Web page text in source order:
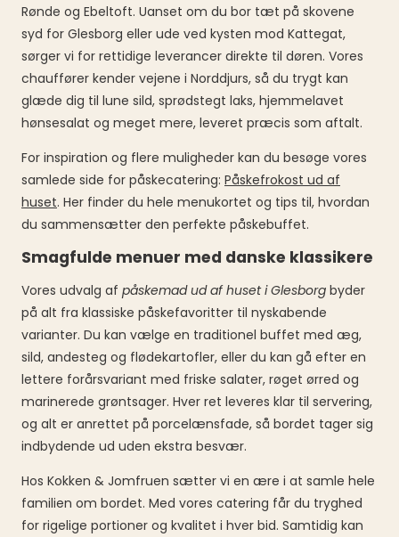
Rønde og Ebeltoft. Uanset om du bor tæt på skovene
syd for Glesborg eller ude ved kysten mod Kattegat,
sørger vi for rettidige leverancer direkte til døren. Vores
chauffører kender vejene i Norddjurs, så du trygt kan
glæde dig til lune sild, sprødstegt laks, hjemmelavet
hønsesalat og meget mere, leveret præcis som aftalt.
For inspiration og flere muligheder kan du besøge vores
samlede side for påskecatering: Påskefrokost ud af
huset. Her finder du hele menukortet og tips til, hvordan
du sammensætter den perfekte påskebuffet.
Smagfulde menuer med danske klassikere
Vores udvalg af påskemad ud af huset i Glesborg byder
på alt fra klassiske påskefavoritter til nyskabende
varianter. Du kan vælge en traditionel buffet med æg,
sild, andesteg og flødekartofler, eller du kan gå efter en
lettere forårsvariant med friske salater, røget ørred og
marinerede grøntsager. Hver ret leveres klar til servering,
og alt er anrettet på porcelænsfade, så bordet tager sig
indbydende ud uden ekstra besvær.
Hos Kokken & Jomfruen sætter vi en ære i at samle hele
familien om bordet. Med vores catering får du tryghed
for rigelige portioner og kvalitet i hver bid. Samtidig kan